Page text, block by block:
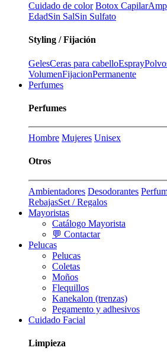
Cuidado de color Botox Capilar
EdadSin SalSin Sulfato
Styling / Fijación
GelesCeras para cabelloEspray
VolumenFijacionPermanente
Perfumes
Perfumes
Hombre Mujeres Unisex
Otros
Ambientadores Desodorantes
RebajasSet / Regalos
Mayoristas
Catálogo Mayorista
💬 Contactar
Pelucas
Pelucas
Coletas
Moños
Flequillos
Kanekalon (trenzas)
Pegamento y adhesivos
Cuidado Facial
Limpieza